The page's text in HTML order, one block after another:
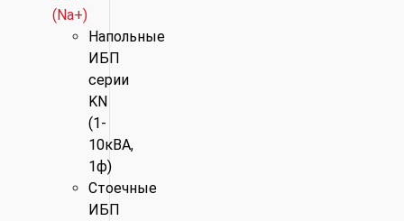
(Na+)
Напольные
ИБП
серии
KN
(1-
10кВА,
1ф)
Стоечные
ИБП